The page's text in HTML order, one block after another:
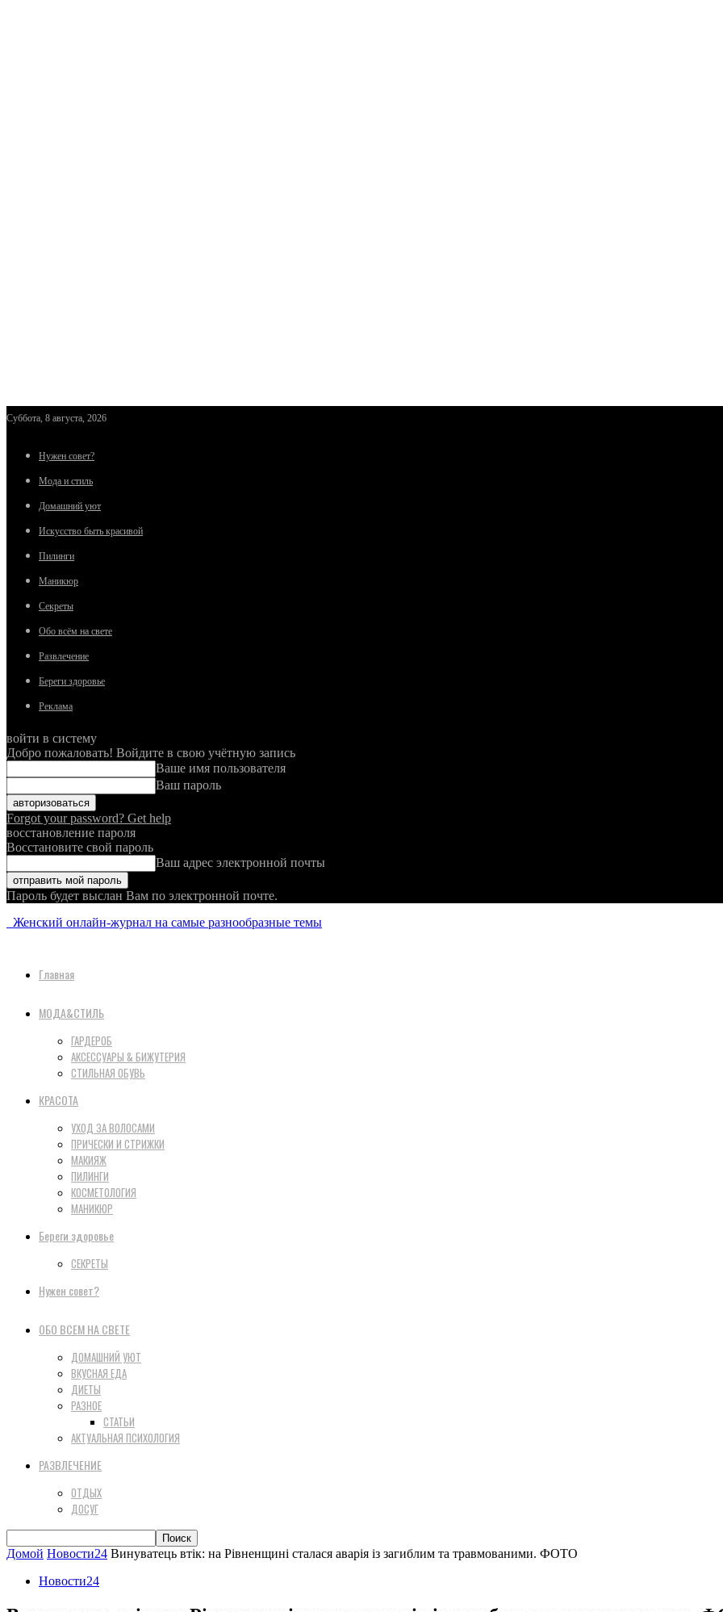
Суббота, 8 августа, 2026
Нужен совет?
Мода и стиль
Домашний уют
Искусство быть красивой
Пилинги
Маникюр
Секреты
Обо всём на свете
Развлечение
Береги здоровье
Реклама
войти в систему
Добро пожаловать! Войдите в свою учётную запись
Ваше имя пользователя
Ваш пароль
Forgot your password? Get help
восстановление пароля
Восстановите свой пароль
Ваш адрес электронной почты
Пароль будет выслан Вам по электронной почте.
Женский онлайн-журнал на самые разнообразные темы
Главная
МОДА&СТИЛЬ
ГАРДЕРОБ
АКСЕССУАРЫ & БИЖУТЕРИЯ
СТИЛЬНАЯ ОБУВЬ
КРАСОТА
УХОД ЗА ВОЛОСАМИ
ПРИЧЕСКИ И СТРИЖКИ
МАКИЯЖ
ПИЛИНГИ
КОСМЕТОЛОГИЯ
МАНИКЮР
Береги здоровье
СЕКРЕТЫ
Нужен совет?
ОБО ВСЕМ НА СВЕТЕ
ДОМАШНИЙ УЮТ
ВКУСНАЯ ЕДА
ДИЕТЫ
РАЗНОЕ
СТАТЬИ
АКТУАЛЬНАЯ ПСИХОЛОГИЯ
РАЗВЛЕЧЕНИЕ
ОТДЫХ
ДОСУГ
Домой Новости24 Винуватець втік: на Рівненщині сталася аварія із загиблим та травмованими. ФОТО
Новости24